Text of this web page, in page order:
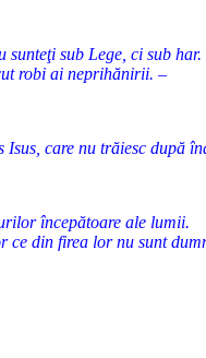
sub Lege, ci sub har.
robi ai neprihănirii. –
Isus, care nu trăiesc
începătoare ale lumii.
ce din firea lor nu sunt